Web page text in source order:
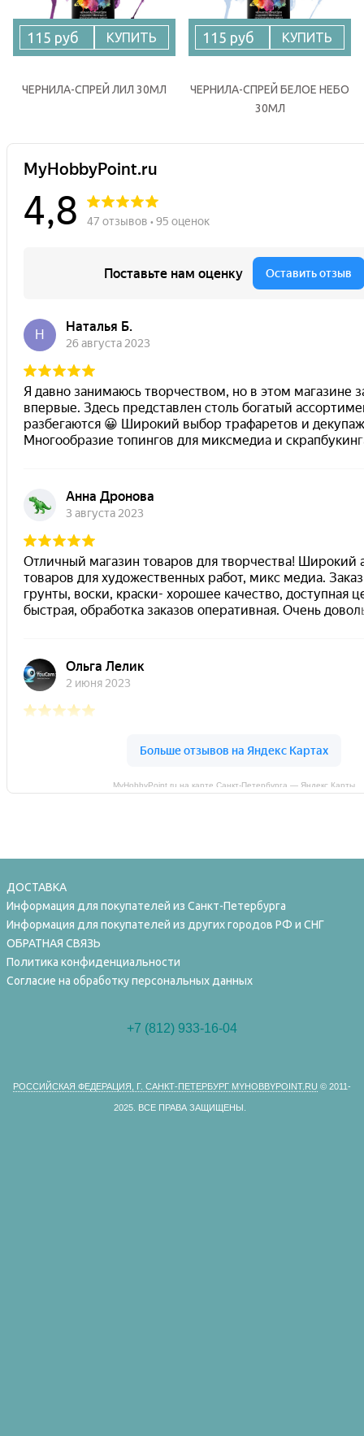
115 руб КУПИТЬ
ЧЕРНИЛА-СПРЕЙ ЛИЛ 30МЛ
115 руб КУПИТЬ
ЧЕРНИЛА-СПРЕЙ БЕЛОЕ НЕБО
30МЛ
MyHobbyPoint.ru на карте Санкт‑Петербурга — Яндекс Карты
ДОСТАВКА
Информация для покупателей из Санкт-Петербурга
Информация для покупателей из других городов РФ и СНГ
ОБРАТНАЯ СВЯЗЬ
Политика конфиденциальности
Согласие на обработку персональных данных
+7 (812) 933-16-04
РОССИЙСКАЯ ФЕДЕРАЦИЯ, Г. САНКТ-ПЕТЕРБУРГ MYHOBBYPOINT.RU © 2011-
2025. ВСЕ ПРАВА ЗАЩИЩЕНЫ.